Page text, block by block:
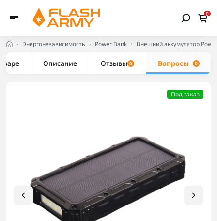
0
Энергонезависимость Power Bank Внешний аккумулятор
Описание Отзывы 0 Вопросы 0
Под заказ